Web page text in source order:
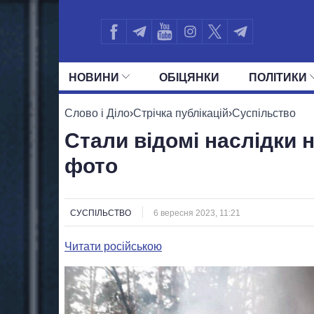
НОВИНИ ОБIЦЯНКИ ПОЛIТИКИ
УСІ ПОЛІТИКИ ПРЕЗИДЕНТ І ОФІС
Слово і Діло›Стрічка публікацій›Суспільство
Стали відомі наслідки
фото
СУСПІЛЬСТВО 6 вересня 2023, 11:21
Читати російською